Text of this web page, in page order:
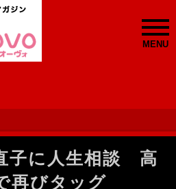
MENU
子に人生相談 高
再びタッグ